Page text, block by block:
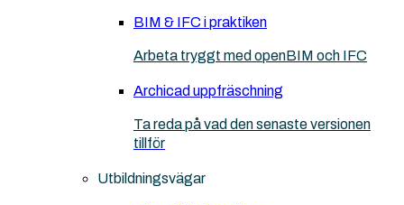
BIM & IFC i praktiken
Arbeta tryggt med openBIM och IFC
Archicad uppfräschning
Ta reda på vad den senaste versionen
tillför
Utbildningsvägar